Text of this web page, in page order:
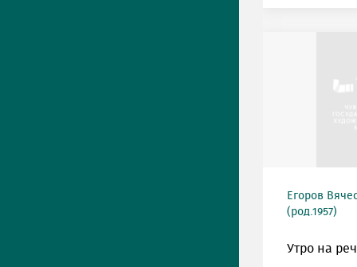
Егоров
(род.1957)
Утро на